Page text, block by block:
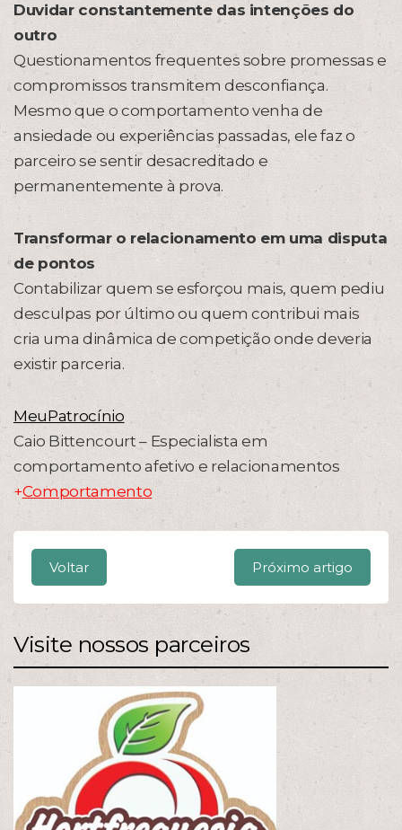
Duvidar constantemente das intenções do
outro
Questionamentos frequentes sobre promessas e
compromissos transmitem desconfiança.
Mesmo que o comportamento venha de
ansiedade ou experiências passadas, ele faz o
parceiro se sentir desacreditado e
permanentemente à prova.
Transformar o relacionamento em uma disputa
de pontos
Contabilizar quem se esforçou mais, quem pediu
desculpas por último ou quem contribui mais
cria uma dinâmica de competição onde deveria
existir parceria.
MeuPatrocínio
Caio Bittencourt – Especialista em
comportamento afetivo e relacionamentos
+Comportamento
Voltar Próximo artigo
Visite nossos parceiros